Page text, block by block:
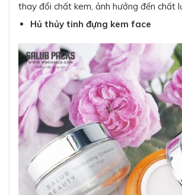
thay đổi chất kem, ảnh hưởng đến chất
Hủ thủy tinh đựng kem face